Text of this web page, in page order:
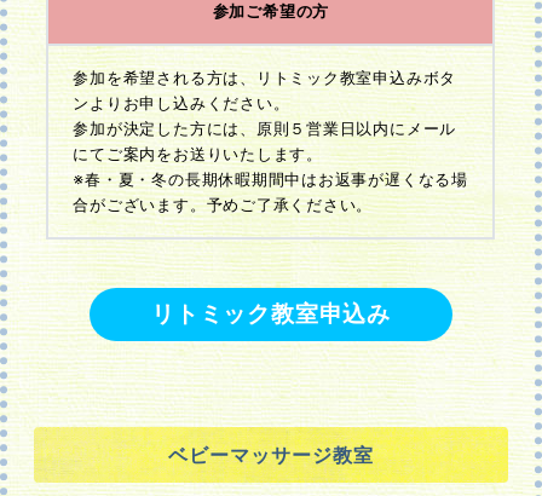
参加ご希望の方
参加を希望される方は、リトミック教室申込みボタ
ンよりお申し込みください。
参加が決定した方には、原則５営業日以内にメール
にてご案内をお送りいたします。
※春・夏・冬の長期休暇期間中はお返事が遅くなる場
合がございます。予めご了承ください。
リトミック教室申込み
ベビーマッサージ教室